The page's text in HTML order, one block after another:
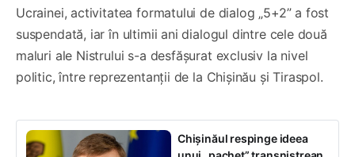
Ucrainei, activitatea formatului de dialog „5+2” a fost
suspendată, iar în ultimii ani dialogul dintre cele două
maluri ale Nistrului s-a desfășurat exclusiv la nivel
politic, între reprezentanții de la Chișinău și Tiraspol.
Chișinăul respinge ideea